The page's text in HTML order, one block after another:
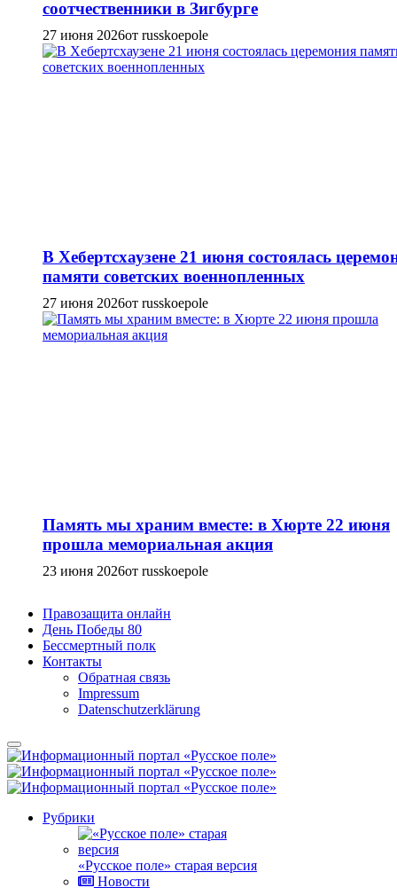
соотчественники в Зигбурге
27 июня 2026от russkoepole
В Хебертсхаузене 21 июня состоялась
памяти советских военнопленных
27 июня 2026от russkoepole
Память мы храним вместе: в Хюрте 22 июня
прошла мемориальная акция
23 июня 2026от russkoepole
Правозащита онлайн
День Победы 80
Бессмертный полк
Контакты
Обратная связь
Impressum
Datenschutzerklärung
Рубрики
«Русское поле» старая версия
Новости